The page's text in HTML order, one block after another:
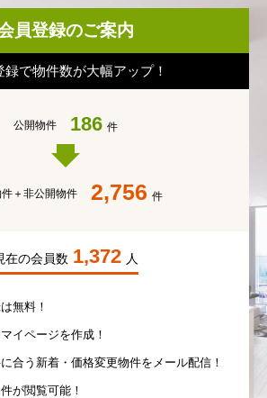
員登録のご案内
録で物件数が大幅アップ！
公開物件 186 件
＋非公開物件 2,756 件
在の会員数 1,372 人
無料！
マイページを作成！
合う 新着・価格変更物件を メール配信！
が閲覧可能！